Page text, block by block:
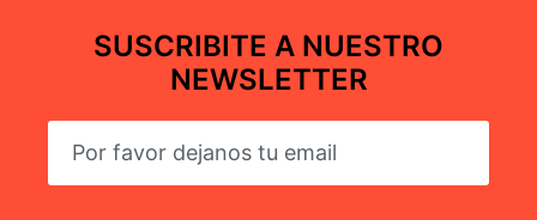
SUSCRIBITE A NUESTRO
NEWSLETTER